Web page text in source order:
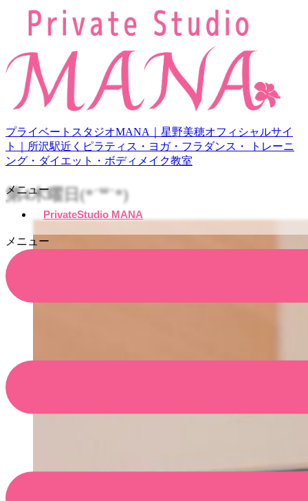
プライベートスタジオMANA｜星野美穂オフィシャルサイ
ト｜所沢駅近くピラティス・ヨガ・フラダンス・ トレーニ
ング・ダイエット・ボディメイク教室
メニュー
PrivateStudio MANA
メニュー
第4木曜日(*´꒳`*)